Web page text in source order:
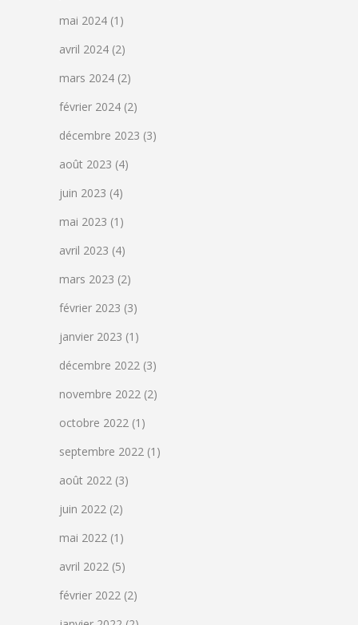
mai 2024 (1)
avril 2024 (2)
mars 2024 (2)
février 2024 (2)
décembre 2023 (3)
août 2023 (4)
juin 2023 (4)
mai 2023 (1)
avril 2023 (4)
mars 2023 (2)
février 2023 (3)
janvier 2023 (1)
décembre 2022 (3)
novembre 2022 (2)
octobre 2022 (1)
septembre 2022 (1)
août 2022 (3)
juin 2022 (2)
mai 2022 (1)
avril 2022 (5)
février 2022 (2)